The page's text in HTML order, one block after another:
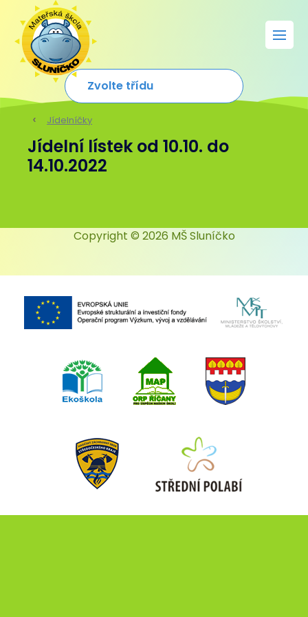
Jídelníčky
Jídelní lístek od 10.10. do
14.10.2022
Copyright © 2026 MŠ Sluníčko